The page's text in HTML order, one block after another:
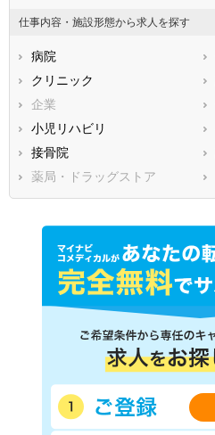
石川県
福井県
静岡県
滋賀県
兵庫県
鳥取県
広島県
香川県
愛媛県
福岡県
佐賀県
熊本県
大分県
鹿児島県
沖縄県
仕事内容・施設形態から求人を探す
病院
クリニック
企業
小児リハビリ
接骨院
薬局・ドラッグストア